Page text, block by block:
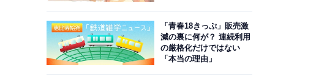
「青春18きっぷ」販売激
減の裏に何が？ 連続利用
の厳格化だけではない
「本当の理由」